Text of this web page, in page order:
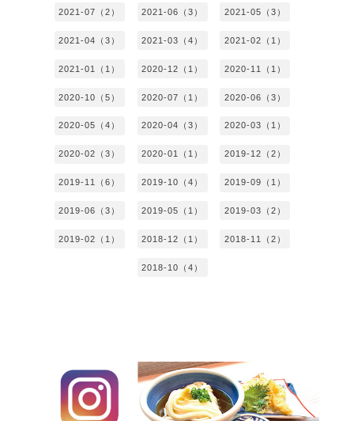
2021-07（2） 2021-06（3） 2021-05（3）
2021-04（3） 2021-03（4） 2021-02（1）
2021-01（1） 2020-12（1） 2020-11（1）
2020-10（5） 2020-07（1） 2020-06（3）
2020-05（4） 2020-04（3） 2020-03（1）
2020-02（3） 2020-01（1） 2019-12（2）
2019-11（6） 2019-10（4） 2019-09（1）
2019-06（3） 2019-05（1） 2019-03（2）
2019-02（1） 2018-12（1） 2018-11（2）
2018-10（4）